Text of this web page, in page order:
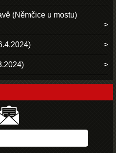
(Němčice u mostu)